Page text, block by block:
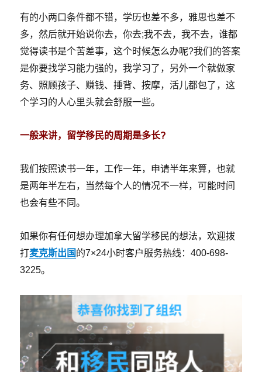
有的小两口条件都不错，学历也差不多，雅思也差不
多，然后就开始说你去，你去;我不去，我不去，谁都
觉得读书是个苦差事，这个时候怎么办呢?我们的答案
是你要找学习能力强的，我学习了，另外一个就做家
务、照顾孩子、赚钱、捶背、按摩，活儿都包了，这
个学习的人心里头就会舒服一些。
一般来讲，留学移民的周期是多长?
我们按照读书一年，工作一年，申请半年来算，也就
是两年半左右，当然每个人的情况不一样，可能时间
也会有些不同。
如果你有任何想办理加拿大留学移民的想法，欢迎拨
打麦克斯出国 的7×24小时客户服务热线：400-698-
3225。